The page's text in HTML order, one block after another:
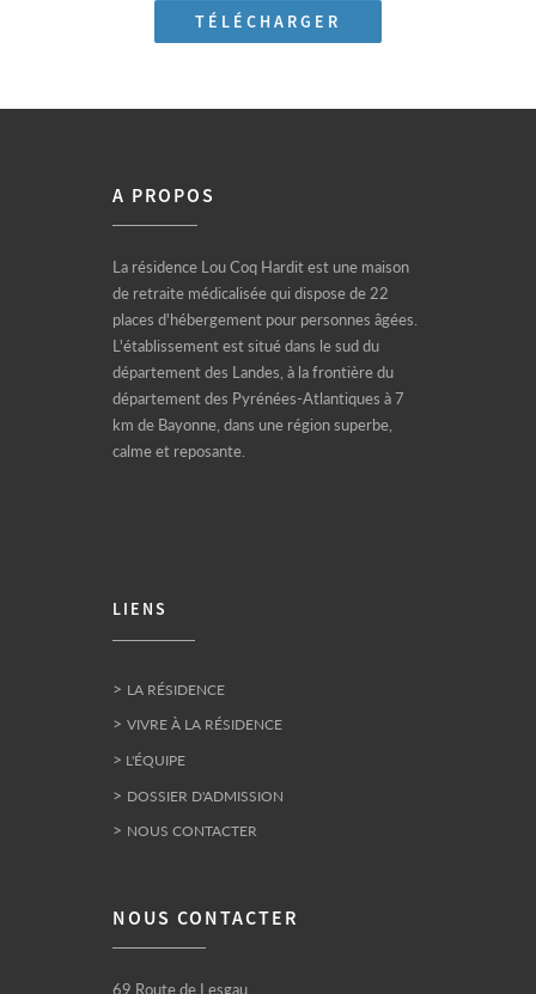
TÉLÉCHARGER
A PROPOS
La résidence Lou Coq Hardit est une maison
de retraite médicalisée qui dispose de 22
places d'hébergement pour personnes âgées.
L'établissement est situé dans le sud du
département des Landes, à la frontière du
département des Pyrénées-Atlantiques à 7
km de Bayonne, dans une région superbe,
calme et reposante.
LIENS
> LA RÉSIDENCE
> VIVRE À LA RÉSIDENCE
> L'ÉQUIPE
> DOSSIER D'ADMISSION
> NOUS CONTACTER
NOUS CONTACTER
69 Route de Lesgau